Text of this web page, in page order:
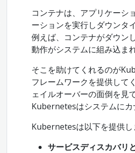
コンテナは、アプリケーシ
ーションを実行しダウンタ
例えば、コンテナがダウン
動作がシステムに組み込ま
そこを助けてくれるのが
フレームワークを提供して
ェイルオーバーの面倒を見
Kubernetesはシステムにカ
Kubernetesは以下を提供し
サービスディスカバリ